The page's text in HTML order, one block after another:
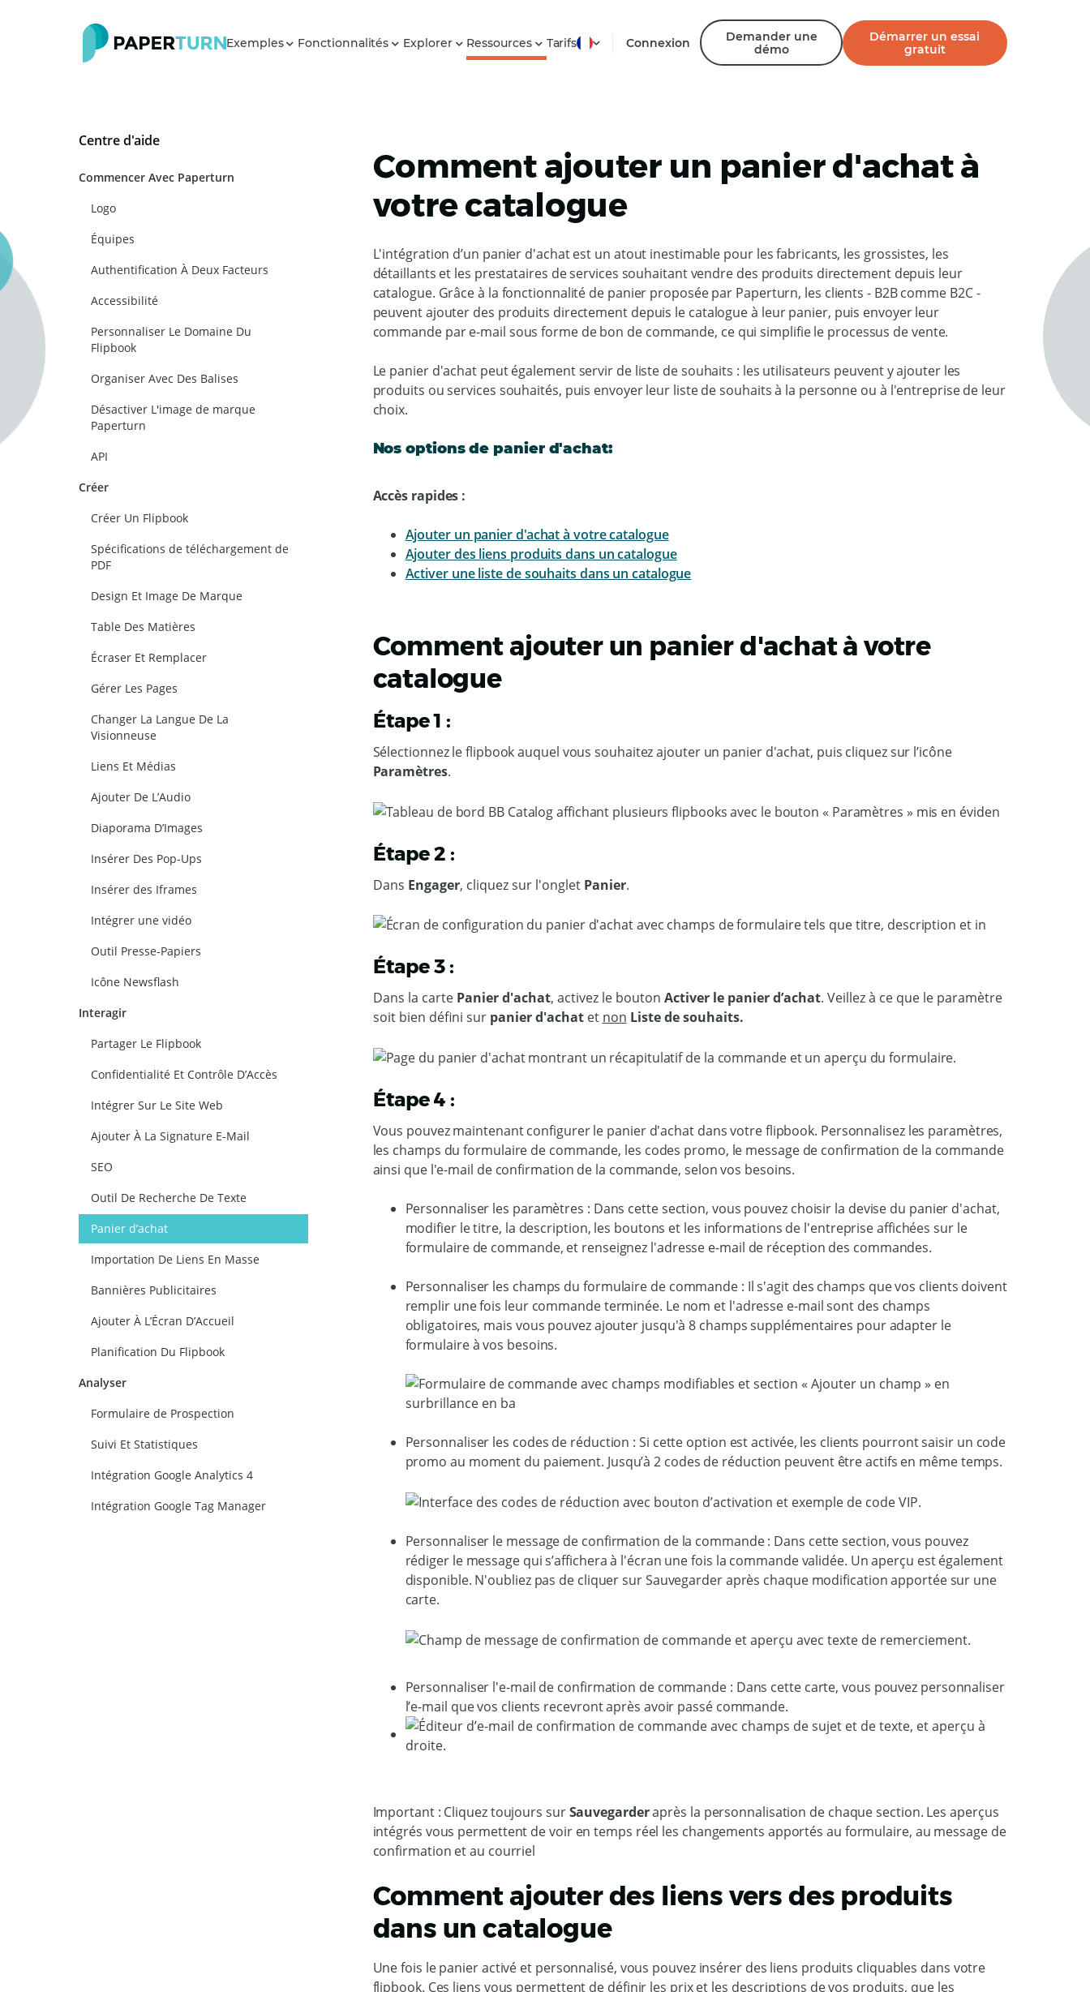
Exemples Fonctionnalités Explorer Ressources Tarifs Connexion
Demander une
démo
Démarrer un essai
gratuit
Centre d'aide
Commencer Avec Paperturn
Logo
Équipes
Authentification À Deux Facteurs
Accessibilité
Personnaliser Le Domaine Du
Flipbook
Organiser Avec Des Balises
Désactiver L'image de marque
Paperturn
API
Créer
Créer Un Flipbook
Spécifications de téléchargement de
PDF
Design Et Image De Marque
Table Des Matières
Écraser Et Remplacer
Gérer Les Pages
Changer La Langue De La
Visionneuse
Liens Et Médias
Ajouter De L’Audio
Diaporama D’Images
Insérer Des Pop-Ups
Insérer des Iframes
Intégrer une vidéo
Outil Presse-Papiers
Icône Newsflash
Interagir
Partager Le Flipbook
Confidentialité Et Contrôle D’Accès
Intégrer Sur Le Site Web
Ajouter À La Signature E-Mail
SEO
Outil De Recherche De Texte
Panier d’achat
Importation De Liens En Masse
Bannières Publicitaires
Ajouter À L’Écran D’Accueil
Planification Du Flipbook
Analyser
Formulaire de Prospection
Suivi Et Statistiques
Intégration Google Analytics 4
Intégration Google Tag Manager
Comment ajouter un panier d'achat à
votre catalogue
L'intégration d’un panier d'achat est un atout inestimable pour les fabricants, les grossistes, les
détaillants et les prestataires de services souhaitant vendre des produits directement depuis leur
catalogue. Grâce à la fonctionnalité de panier proposée par Paperturn, les clients - B2B comme B2C -
peuvent ajouter des produits directement depuis le catalogue à leur panier, puis envoyer leur
commande par e-mail sous forme de bon de commande, ce qui simplifie le processus de vente.
Le panier d'achat peut également servir de liste de souhaits : les utilisateurs peuvent y ajouter les
produits ou services souhaités, puis envoyer leur liste de souhaits à la personne ou à l'entreprise de leur
choix.
Nos options de panier d'achat:
Accès rapides :
Ajouter un panier d'achat à votre catalogue
Ajouter des liens produits dans un catalogue
Activer une liste de souhaits dans un catalogue
Comment ajouter un panier d'achat à votre
catalogue
Étape 1 :
Sélectionnez le flipbook auquel vous souhaitez ajouter un panier d'achat, puis cliquez sur l’icône
Paramètres.
Étape 2 :
Dans Engager, cliquez sur l'onglet Panier.
Étape 3 :
Dans la carte Panier d'achat, activez le bouton Activer le panier d’achat. Veillez à ce que le paramètre
soit bien défini sur panier d'achat et non Liste de souhaits.
Étape 4 :
Vous pouvez maintenant configurer le panier d'achat dans votre flipbook. Personnalisez les paramètres,
les champs du formulaire de commande, les codes promo, le message de confirmation de la commande
ainsi que l'e-mail de confirmation de la commande, selon vos besoins.
Personnaliser les paramètres : Dans cette section, vous pouvez choisir la devise du panier d'achat,
modifier le titre, la description, les boutons et les informations de l'entreprise affichées sur le
formulaire de commande, et renseignez l'adresse e-mail de réception des commandes.
Personnaliser les champs du formulaire de commande : Il s'agit des champs que vos clients doivent
remplir une fois leur commande terminée. Le nom et l'adresse e-mail sont des champs
obligatoires, mais vous pouvez ajouter jusqu'à 8 champs supplémentaires pour adapter le
formulaire à vos besoins.
Personnaliser les codes de réduction : Si cette option est activée, les clients pourront saisir un code
promo au moment du paiement. Jusqu’à 2 codes de réduction peuvent être actifs en même temps.
Personnaliser le message de confirmation de la commande : Dans cette section, vous pouvez
rédiger le message qui s’affichera à l'écran une fois la commande validée. Un aperçu est également
disponible. N'oubliez pas de cliquer sur Sauvegarder après chaque modification apportée sur une
carte.
Personnaliser l'e-mail de confirmation de commande : Dans cette carte, vous pouvez personnaliser
l’e-mail que vos clients recevront après avoir passé commande.
Important : Cliquez toujours surSauvegarderaprès la personnalisation de chaque section. Les aperçus
intégrés vous permettent de voir en temps réel les changements apportés au formulaire, au message de
confirmation et au courriel
Comment ajouter des liens vers des produits
dans un catalogue
Une fois le panier activé et personnalisé, vous pouvez insérer des liens produits cliquables dans votre
flipbook. Ces liens vous permettent de définir les prix et les descriptions de vos produits, que les